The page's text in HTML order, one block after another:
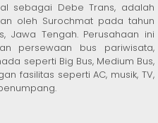
sebagai Debe Trans, adalah
oleh Surochmat pada tahun
Jawa Tengah. Perusahaan ini
persewaan bus pariwisata,
seperti Big Bus, Medium Bus,
fasilitas seperti AC, musik, TV,